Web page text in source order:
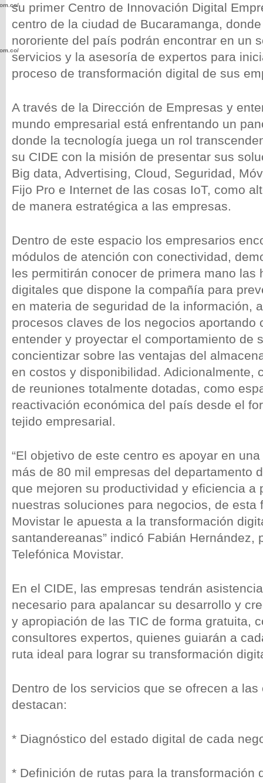
su primer Centro de Innovación Digital
centro de la ciudad de Bucaramanga,
nororiente del país podrán encontrar en un
servicios y la asesoría de expertos para
proceso de transformación digital de sus
A través de la Dirección de Empresas y
mundo empresarial está enfrentando un
donde la tecnología juega un rol
su CIDE con la misión de presentar sus
Big data, Advertising, Cloud, Seguridad,
Fijo Pro e Internet de las cosas IoT, como
de manera estratégica a las empresas.
Dentro de este espacio los empresarios
módulos de atención con conectividad,
les permitirán conocer de primera mano las
digitales que dispone la compañía para
en materia de seguridad de la información,
procesos claves de los negocios aportando
entender y proyectar el comportamiento de
concientizar sobre las ventajas del
en costos y disponibilidad. Adicionalmente,
de reuniones totalmente dotadas, como
reactivación económica del país desde el
tejido empresarial.
“El objetivo de este centro es apoyar en
más de 80 mil empresas del departamento
que mejoren su productividad y eficiencia a
nuestras soluciones para negocios, de esta
Movistar le apuesta a la transformación
santandereanas” indicó Fabián Hernández,
Telefónica Movistar.
En el CIDE, las empresas tendrán
necesario para apalancar su desarrollo y
y apropiación de las TIC de forma gratuita,
consultores expertos, quienes guiarán a
ruta ideal para lograr su transformación
Dentro de los servicios que se ofrecen a
destacan:
* Diagnóstico del estado digital de cada
* Definición de rutas para la transformación
wp-
wp-
wp-
wp-